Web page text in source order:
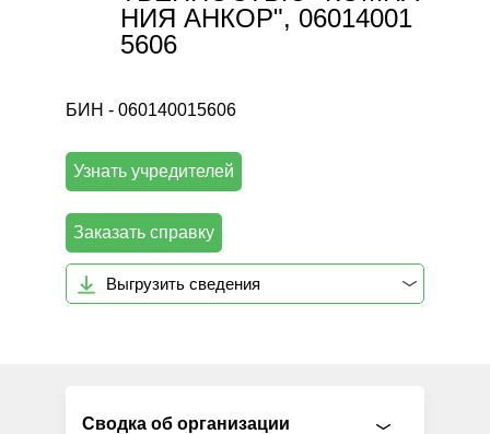
НИЯ АНКОР", 06014001
5606
БИН - 060140015606
Узнать учредителей
Заказать справку
Выгрузить сведения
Сводка об организации